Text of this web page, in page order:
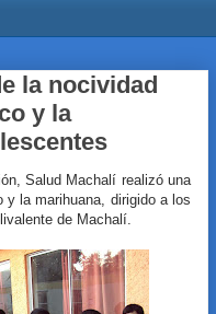
la nocividad
y la
Salud Machalí realizó una
y la marihuana, dirigido a los
de Machalí.